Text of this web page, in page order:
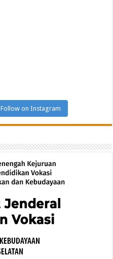
Follow on Instagram